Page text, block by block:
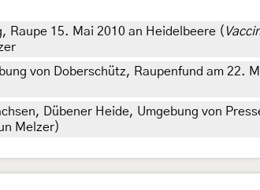
Raupe 15. Mai 2010 an Heidelbeere (
von Doberschütz, Raupenfund am 22.
Dübener Heide, Umgebung von
Melzer)